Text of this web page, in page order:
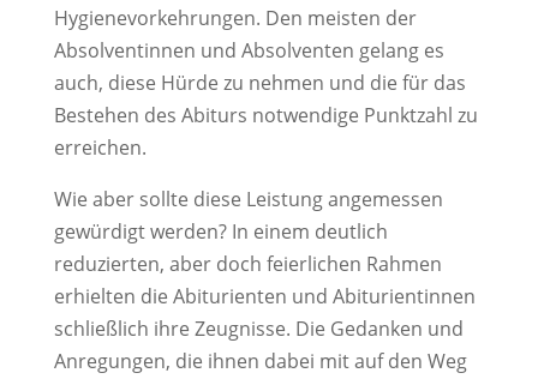
Hygienevorkehrungen. Den meisten der
Absolventinnen und Absolventen gelang es
auch, diese Hürde zu nehmen und die für das
Bestehen des Abiturs notwendige Punktzahl zu
erreichen.
Wie aber sollte diese Leistung angemessen
gewürdigt werden? In einem deutlich
reduzierten, aber doch feierlichen Rahmen
erhielten die Abiturienten und Abiturientinnen
schließlich ihre Zeugnisse. Die Gedanken und
Anregungen, die ihnen dabei mit auf den Weg